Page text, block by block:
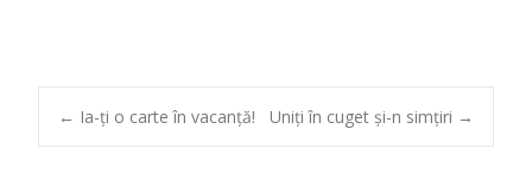
Post
← Ia-ți o carte în vacanță! Uniți în cuget și-n simțiri →